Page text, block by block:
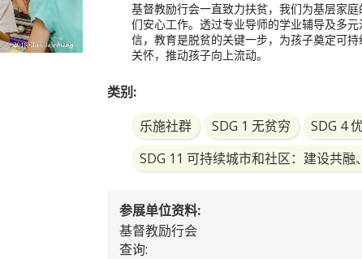
基督教励行会一直致力扶贫，我们为基层家
们安心工作。透过专业导师的学业辅导及多
信，教育是脱贫的关键一步，为孩子奠定可
关怀，推动孩子向上流动。
类别:
乐施社群
SDG 1 无贫穷 SDG 4
SDG 11 可持续城市和社区：建设共融
参展单位资料:
基督教励行会
查询: